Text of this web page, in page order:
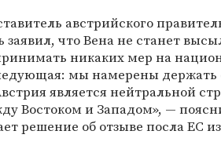
австрийского
что Вена не станет
никаких мер на
мы намерены
является нейтральной
Востоком и Западом», —
решение об отзыве посла ЕС